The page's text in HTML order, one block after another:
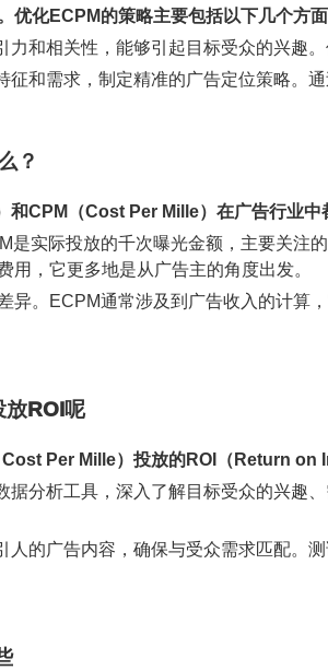
优化ECPM的策略主要包括以下几个方面
力和相关性，能够引起目标受众的兴趣
征和需求，制定精准的广告定位策略。
？
CPM（Cost Per Mille）在广告行业中
是实际投放的千次曝光金额，主要关注
，它更多地是从广告主的角度出发。
异。ECPM通常涉及到广告收入的计算
ROI呢
Per Mille）投放的ROI（Return on
据分析工具，深入了解目标受众的兴趣
人的广告内容，确保与受众需求匹配。